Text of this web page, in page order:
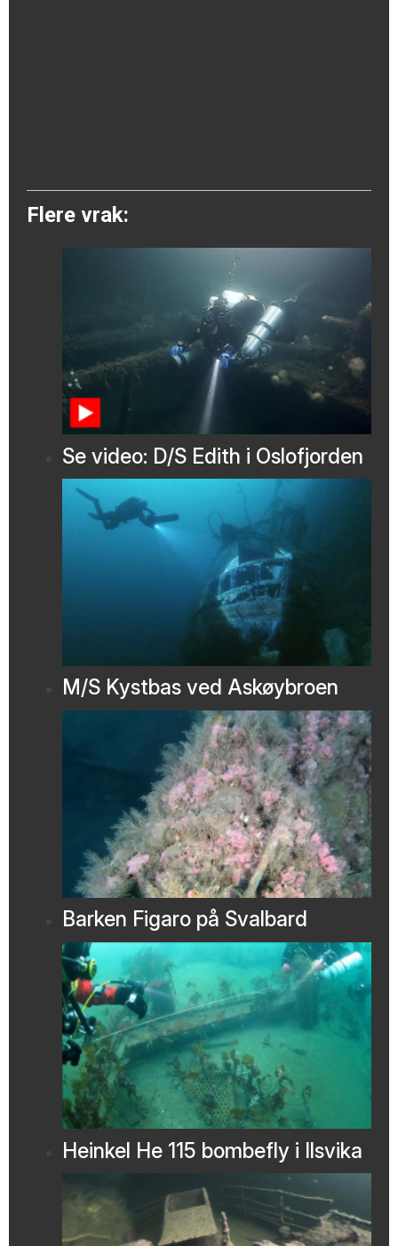
Flere vrak:
Se video: D/S Edith i Oslofjorden
M/S Kystbas ved Askøybroen
Barken Figaro på Svalbard
Heinkel He 115 bombefly i Ilsvika